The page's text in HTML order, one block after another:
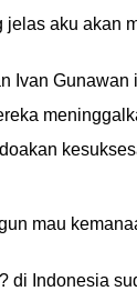
jelas aku akan
Ivan
mau
di Indonesia